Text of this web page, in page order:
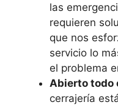
las
requieren
que nos
servicio lo
el problema
Abierto todo
cerrajería